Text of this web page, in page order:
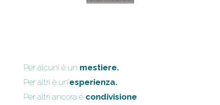
Per alcuni è un mestiere.
Per altri è un’esperienza.
Per altri ancora è condivisione.